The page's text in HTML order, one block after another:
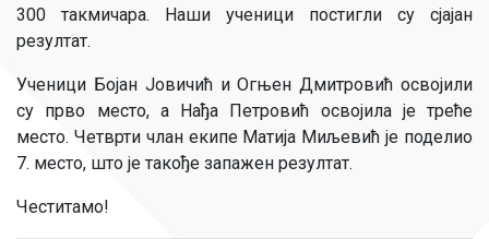
300 такмичара. Наши ученици постигли су сјајан
резултат.
Ученици Бојан Јовичић и Огњен Дмитровић освојили
су прво место, а Нађа Петровић освојила је треће
место. Четврти члан екипе Матија Миљевић је поделио
7. место, што је такође запажен резултат.
Честитамо!